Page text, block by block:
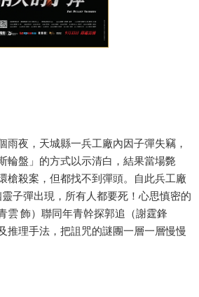
雨夜，天城縣一兵工廠內因子彈失竊，
輪盤」的方式以示清白，結果當場斃
槍殺案，但都找不到彈頭。自此兵工廠
子彈出現，所有人都要死！心思慎密的
雲 飾）聯同年青幹探郭追（謝霆鋒
推理手法，把詛咒的謎團一層一層慢慢